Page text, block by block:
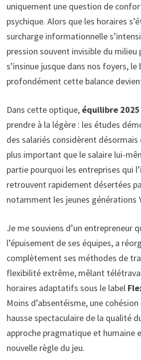
uniquement une question de
psychique. Alors que les horaires
surcharge informationnelle
pression souvent invisible du milieu
s’insinue jusque dans nos foyers, le
profondément cette balance
Dans cette optique, équilibre 2025
prendre à la légère : les études
des salariés considèrent
plus important que le salaire lui-
partie pourquoi les entreprises qui
retrouvent rapidement désertées
notamment les jeunes générations
Je me souviens d’un entrepreneur
l’épuisement de ses équipes, a
complètement ses méthodes de
flexibilité extrême, mêlant
horaires adaptatifs sous le label
Moins d’absentéisme, une
hausse spectaculaire de la qualité
approche pragmatique et humaine
nouvelle règle du jeu.